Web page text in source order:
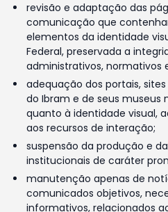
revisão e adaptação das
comunicação que
elementos da identidade
Federal, preservada a
administrativos, normativos
adequação dos portais,
do Ibram e de seus museus
quanto à identidade visual,
aos recursos de interação;
suspensão da produção e
institucionais de caráter
manutenção apenas de
comunicados objetivos,
informativos, relacionados